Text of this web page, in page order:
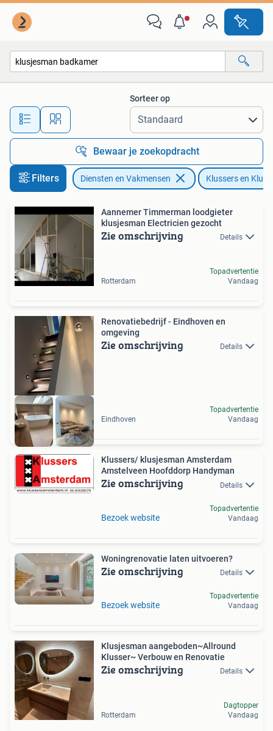
Alle afstanden…
Sorteer op
Bewaar je zoekopdracht
Filters Diensten en Vakmensen Klussers en
Aannemer Timmerman loodgieter
klusjesman Electricien gezocht
Zie omschrijving Details
Rotterdam
Topadvertentie
Vandaag
Renovatiebedrijf - Eindhoven en
omgeving
Zie omschrijving Details
Eindhoven
Topadvertentie
Vandaag
Klussers/ klusjesman Amsterdam
Amstelveen Hoofddorp Handyman
Zie omschrijving Details
Bezoek website
Topadvertentie
Vandaag
Woningrenovatie laten uitvoeren?
Zie omschrijving Details
Bezoek website
Topadvertentie
Vandaag
Klusjesman aangeboden~Allround
Klusser~ Verbouw en Renovatie
Zie omschrijving Details
Rotterdam
Dagtopper
Vandaag